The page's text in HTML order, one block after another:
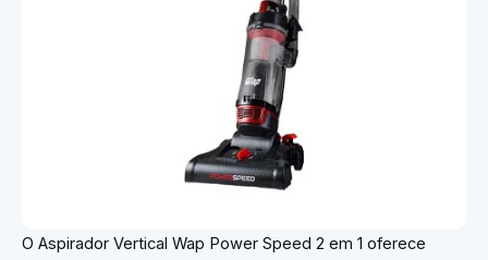
O Aspirador Vertical Wap Power Speed 2 em 1 oferece